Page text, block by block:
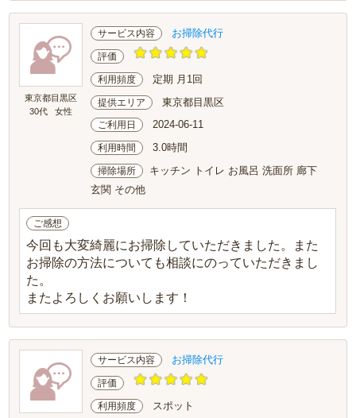
東京都目黒区
30代
女性
サービス内容 お掃除代行
評価
利用頻度 定期 月1回
提供エリア 東京都目黒区
ご利用日 2024-06-11
利用時間 3.0時間
掃除場所
キッチン トイレ お風呂 洗面所 廊下
玄関 その他
ご感想
今回も大変綺麗にお掃除していただきました。また
お掃除の方法についても相談にのっていただきまし
た。
またよろしくお願いします！
サービス内容 お掃除代行
評価
利用頻度 スポット